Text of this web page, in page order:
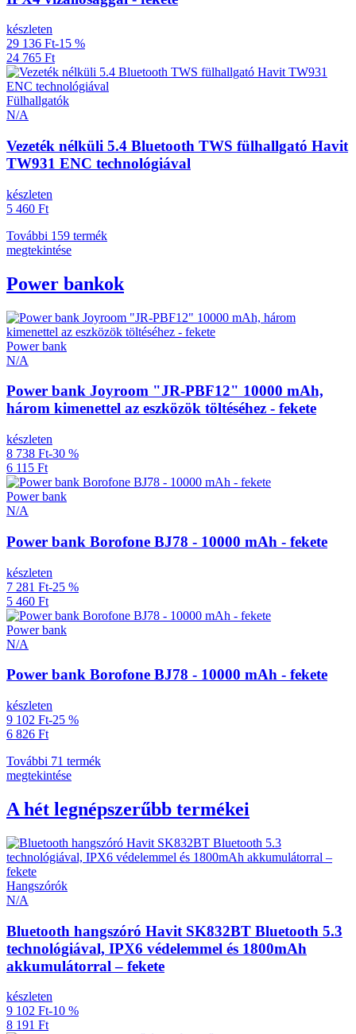
készleten
29 136 Ft-15 %
24 765 Ft
Fülhallgatók
N/A
Vezeték nélküli 5.4 Bluetooth TWS fülhallgató Havit
TW931 ENC technológiával
készleten
5 460 Ft
További 159 termék
megtekintése
Power bankok
Power bank
N/A
Power bank Joyroom "JR-PBF12" 10000 mAh,
három kimenettel az eszközök töltéséhez - fekete
készleten
8 738 Ft-30 %
6 115 Ft
Power bank
N/A
Power bank Borofone BJ78 - 10000 mAh - fekete
készleten
7 281 Ft-25 %
5 460 Ft
Power bank
N/A
Power bank Borofone BJ78 - 10000 mAh - fekete
készleten
9 102 Ft-25 %
6 826 Ft
További 71 termék
megtekintése
A hét legnépszerűbb termékei
Hangszórók
N/A
Bluetooth hangszóró Havit SK832BT Bluetooth 5.3
technológiával, IPX6 védelemmel és 1800mAh
akkumulátorral – fekete
készleten
9 102 Ft-10 %
8 191 Ft